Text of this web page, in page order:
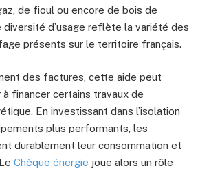
de fioul ou encore de bois de
d’usage reflète la variété des
présents sur le territoire français.
des factures, cette aide peut
financer certains travaux de
En investissant dans l’isolation
plus performants, les
durablement leur consommation et
Chèque énergie joue alors un rôle